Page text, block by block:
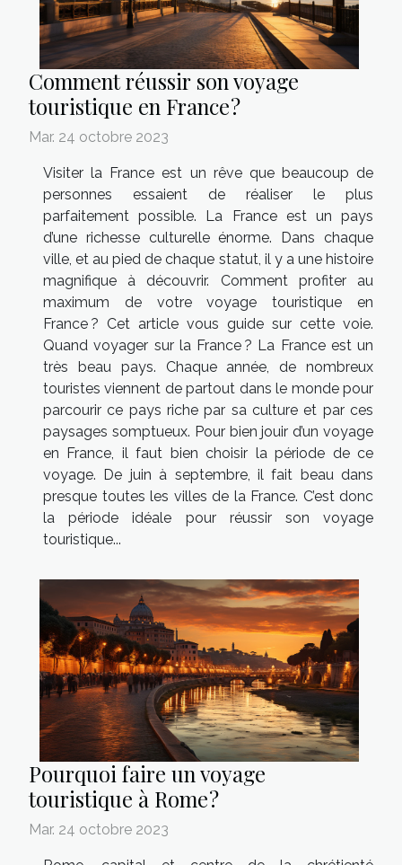
Comment réussir son voyage
touristique en France ?
Mar. 24 octobre 2023
Visiter la France est un rêve que beaucoup de
personnes essaient de réaliser le plus
parfaitement possible. La France est un pays
d’une richesse culturelle énorme. Dans chaque
ville, et au pied de chaque statut, il y a une histoire
magnifique à découvrir. Comment profiter au
maximum de votre voyage touristique en
France ? Cet article vous guide sur cette voie.
Quand voyager sur la France ? La France est un
très beau pays. Chaque année, de nombreux
touristes viennent de partout dans le monde pour
parcourir ce pays riche par sa culture et par ces
paysages somptueux. Pour bien jouir d’un voyage
en France, il faut bien choisir la période de ce
voyage. De juin à septembre, il fait beau dans
presque toutes les villes de la France. C’est donc
la période idéale pour réussir son voyage
touristique...
Pourquoi faire un voyage
touristique à Rome ?
Mar. 24 octobre 2023